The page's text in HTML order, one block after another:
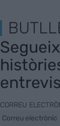
CORREU